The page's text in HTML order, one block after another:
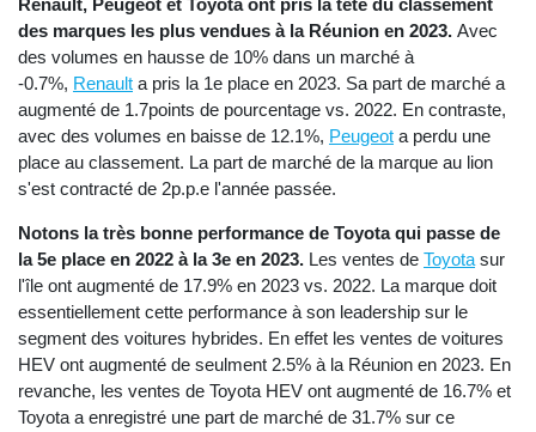
Renault, Peugeot et Toyota ont pris la tête du classement
des marques les plus vendues à la Réunion en 2023. Avec
des volumes en hausse de 10% dans un marché à
-0.7%, Renault a pris la 1e place en 2023. Sa part de marché a
augmenté de 1.7points de pourcentage vs. 2022. En contraste,
avec des volumes en baisse de 12.1%, Peugeot a perdu une
place au classement. La part de marché de la marque au lion
s'est contracté de 2p.p.e l'année passée.
Notons la très bonne performance de Toyota qui passe de
la 5e place en 2022 à la 3e en 2023. Les ventes de Toyota sur
l'île ont augmenté de 17.9% en 2023 vs. 2022. La marque doit
essentiellement cette performance à son leadership sur le
segment des voitures hybrides. En effet les ventes de voitures
HEV ont augmenté de seulment 2.5% à la Réunion en 2023. En
revanche, les ventes de Toyota HEV ont augmenté de 16.7% et
Toyota a enregistré une part de marché de 31.7% sur ce